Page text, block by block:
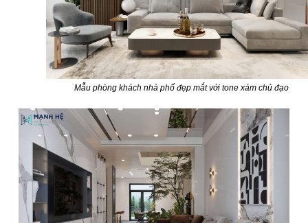
Mẫu phòng khách nhà phố đẹp mắt với tone xám chủ đạo